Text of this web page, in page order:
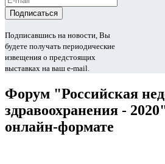
Подписавшись на новости, Вы
будете получать периодические
извещения о предстоящих
выставках на ваш e-mail.
Форум "Российская
здравоохранения -
онлайн-формате